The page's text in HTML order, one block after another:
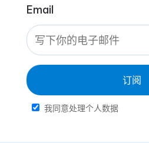
Email
订阅
我同意处理个人数据